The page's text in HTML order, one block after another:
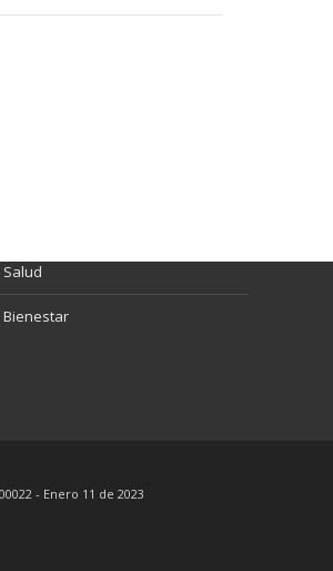
Salud
Bienestar
- Enero 11 de 2023